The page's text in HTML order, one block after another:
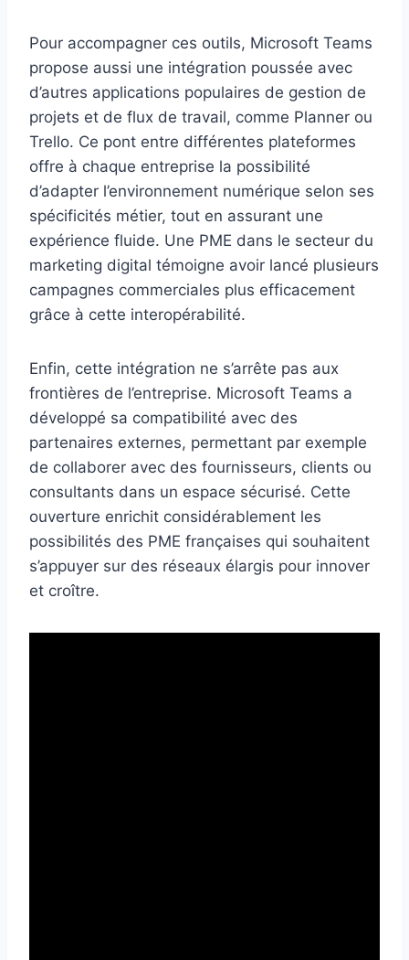
Pour accompagner ces outils, Microsoft Teams
propose aussi une intégration poussée avec
d’autres applications populaires de gestion de
projets et de flux de travail, comme Planner ou
Trello. Ce pont entre différentes plateformes
offre à chaque entreprise la possibilité
d’adapter l’environnement numérique selon ses
spécificités métier, tout en assurant une
expérience fluide. Une PME dans le secteur du
marketing digital témoigne avoir lancé plusieurs
campagnes commerciales plus efficacement
grâce à cette interopérabilité.
Enfin, cette intégration ne s’arrête pas aux
frontières de l’entreprise. Microsoft Teams a
développé sa compatibilité avec des
partenaires externes, permettant par exemple
de collaborer avec des fournisseurs, clients ou
consultants dans un espace sécurisé. Cette
ouverture enrichit considérablement les
possibilités des PME françaises qui souhaitent
s’appuyer sur des réseaux élargis pour innover
et croître.